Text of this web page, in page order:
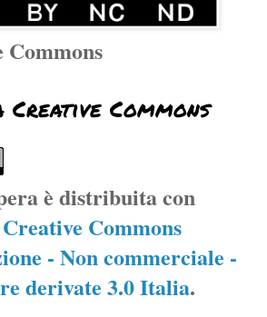
Commons
Creative Commons
è distribuita con
Creative Commons
- Non commerciale -
derivate 3.0 Italia.